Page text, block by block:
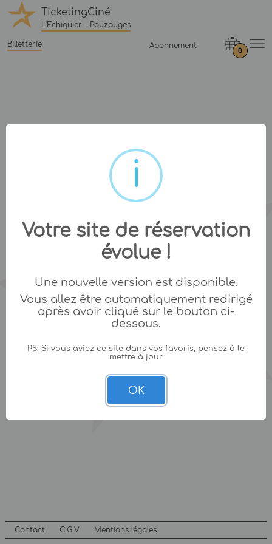
TicketingCiné
L'Echiquier - Pouzauges
Billetterie Abonnement
0
Contact C.G.V Mentions légales
Votre site de réservation
évolue !
Une nouvelle version est disponible.
Vous allez être automatiquement redirigé
après avoir cliqué sur le bouton ci-
dessous.
PS: Si vous aviez ce site dans vos favoris, pensez à le
mettre à jour.
OK